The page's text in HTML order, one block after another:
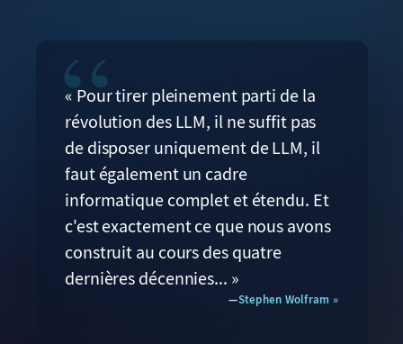
« Pour tirer pleinement parti de la
révolution des LLM, il ne suffit pas
de disposer uniquement de LLM, il
faut également un cadre
informatique complet et étendu. Et
c'est exactement ce que nous avons
construit au cours des quatre
dernières décennies... »
Stephen Wolfram